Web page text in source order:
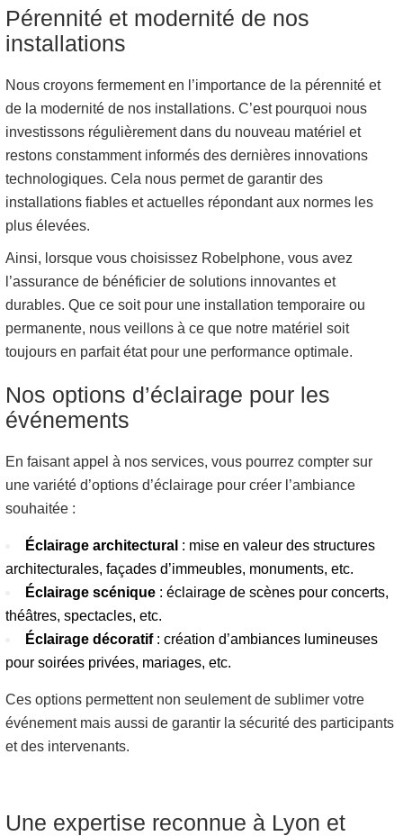
Pérennité et modernité de nos
installations
Nous croyons fermement en l’importance de la pérennité et
de la modernité de nos installations. C’est pourquoi nous
investissons régulièrement dans du nouveau matériel et
restons constamment informés des dernières innovations
technologiques. Cela nous permet de garantir des
installations fiables et actuelles répondant aux normes les
plus élevées.
Ainsi, lorsque vous choisissez Robelphone, vous avez
l’assurance de bénéficier de solutions innovantes et
durables. Que ce soit pour une installation temporaire ou
permanente, nous veillons à ce que notre matériel soit
toujours en parfait état pour une performance optimale.
Nos options d’éclairage pour les
événements
En faisant appel à nos services, vous pourrez compter sur
une variété d’options d’éclairage pour créer l’ambiance
souhaitée :
Éclairage architectural : mise en valeur des structures
architecturales, façades d’immeubles, monuments, etc.
Éclairage scénique : éclairage de scènes pour concerts,
théâtres, spectacles, etc.
Éclairage décoratif: création d’ambiances lumineuses
pour soirées privées, mariages, etc.
Ces options permettent non seulement de sublimer votre
événement mais aussi de garantir la sécurité des participants
et des intervenants.
Une expertise reconnue à Lyon et